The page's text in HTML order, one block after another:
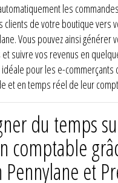
les
clients de votre boutique vers
Vous pouvez ainsi générer
suivre vos revenus en
pour les e-commerçants
et en temps réel de leur
du temps
comptable
Pennylane et